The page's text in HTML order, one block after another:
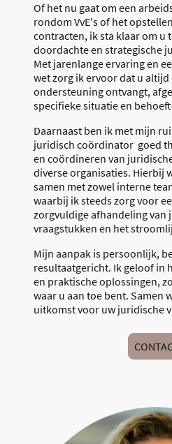
Of het nu gaat om een
rondom VvE's of het
contracten, ik sta klaar om u
doordachte en strategische
Met jarenlange ervaring en
wet zorg ik ervoor dat u
ondersteuning ontvangt,
specifieke situatie en
Daarnaast ben ik met mijn
juridisch coördinator goed
en coördineren van
diverse organisaties. Hierbij
samen met zowel interne
waarbij ik steeds zorg voor
zorgvuldige afhandeling van
vraagstukken en het
Mijn aanpak is persoonlijk,
resultaatgericht. Ik geloof in
en praktische oplossingen,
waar u aan toe bent. Samen
uitkomst voor uw juridische